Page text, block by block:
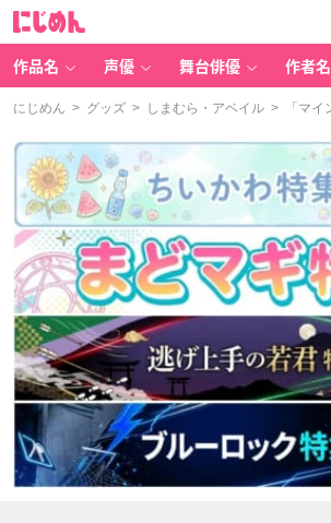
作品名 声優 舞台俳優 作者名
にじめん > グッズ > しまむら・アベイル > 「マイ